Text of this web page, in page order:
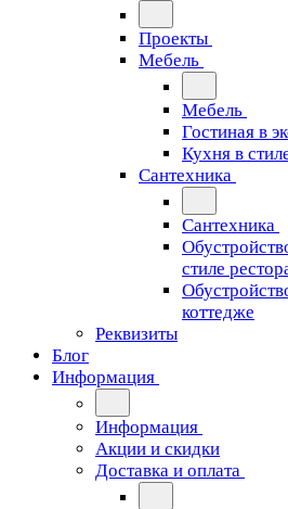
Проекты
Мебель
Мебель
Гостиная в
Кухня в
Сантехника
Сантехника
стиле
коттедже
Реквизиты
Блог
Информация
Информация
Акции и скидки
Доставка и оплата